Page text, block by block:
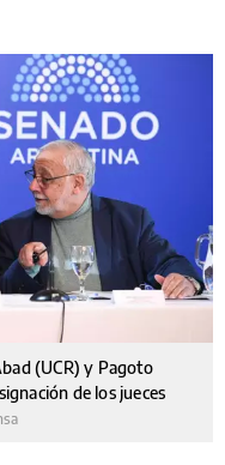
(UCR) y Pagoto
de los jueces